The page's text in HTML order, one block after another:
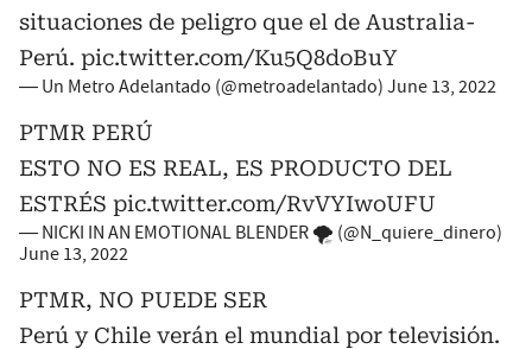
situaciones de peligro que el de Australia-
Perú. pic.twitter.com/Ku5Q8doBuY
— Un Metro Adelantado (@metroadelantado) June 13, 2022
PTMR PERÚ
ESTO NO ES REAL, ES PRODUCTO DEL
ESTRÉS pic.twitter.com/RvVYIwoUFU
— NICKI IN AN EMOTIONAL BLENDER 🌪️ (@N_quiere_dinero)
June 13, 2022
PTMR, NO PUEDE SER
Perú y Chile verán el mundial por televisión.